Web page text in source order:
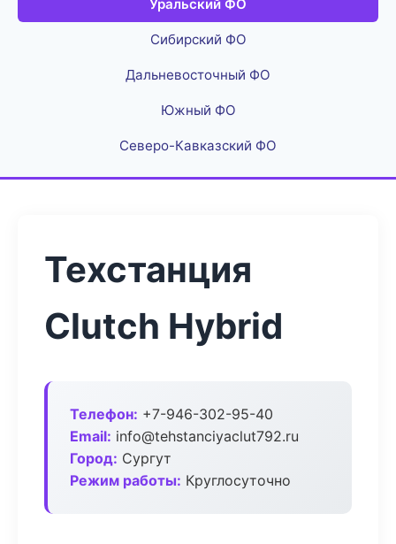
Уральский ФО
Сибирский ФО
Дальневосточный ФО
Южный ФО
Северо-Кавказский ФО
Техстанция
Clutch Hybrid
Телефон: +7-946-302-95-40
Email: info@tehstanciyaclut792.ru
Город: Сургут
Режим работы: Круглосуточно